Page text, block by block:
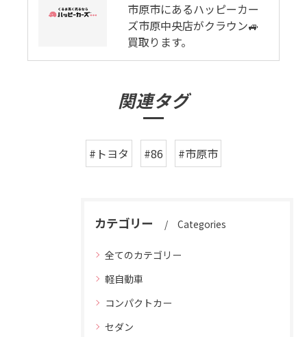
市原市にあるハッピーカー
ズ市原中央店がクラウン🚙
買取ります。
関連タグ
#トヨタ #86 #市原市
カテゴリー Categories
全てのカテゴリー
軽自動車
コンパクトカー
セダン